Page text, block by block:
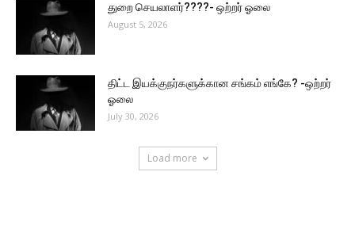
துறை செயலாளர்????- ஒற்றர் ஓலை
August 5, 2026
திட்ட இயக்குநர்களுக்கான சங்கம் எங்கே? -ஒற்றர்
ஓலை
July 30, 2026
Load more